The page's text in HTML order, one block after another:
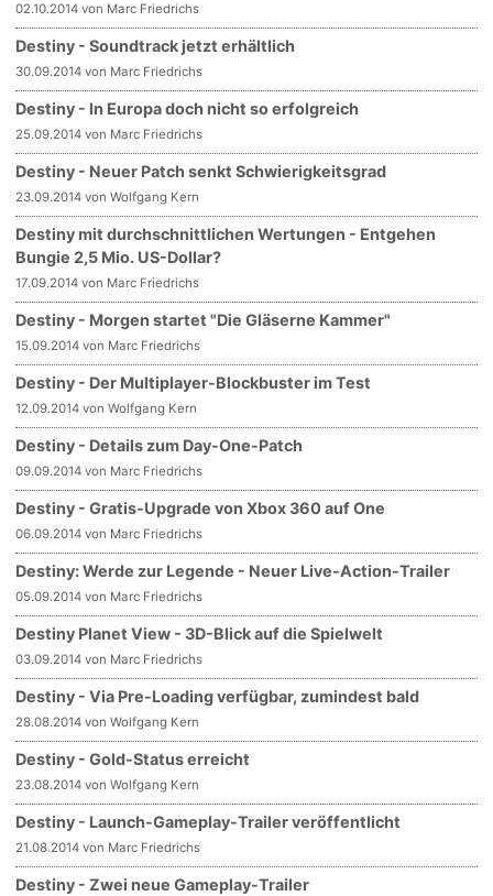
02.10.2014 von Marc Friedrichs
Destiny - Soundtrack jetzt erhältlich
30.09.2014 von Marc Friedrichs
Destiny - In Europa doch nicht so erfolgreich
25.09.2014 von Marc Friedrichs
Destiny - Neuer Patch senkt Schwierigkeitsgrad
23.09.2014 von Wolfgang Kern
Destiny mit durchschnittlichen Wertungen - Entgehen
Bungie 2,5 Mio. US-Dollar?
17.09.2014 von Marc Friedrichs
Destiny - Morgen startet "Die Gläserne Kammer"
15.09.2014 von Marc Friedrichs
Destiny - Der Multiplayer-Blockbuster im Test
12.09.2014 von Wolfgang Kern
Destiny - Details zum Day-One-Patch
09.09.2014 von Marc Friedrichs
Destiny - Gratis-Upgrade von Xbox 360 auf One
06.09.2014 von Marc Friedrichs
Destiny: Werde zur Legende - Neuer Live-Action-Trailer
05.09.2014 von Marc Friedrichs
Destiny Planet View - 3D-Blick auf die Spielwelt
03.09.2014 von Marc Friedrichs
Destiny - Via Pre-Loading verfügbar, zumindest bald
28.08.2014 von Wolfgang Kern
Destiny - Gold-Status erreicht
23.08.2014 von Wolfgang Kern
Destiny - Launch-Gameplay-Trailer veröffentlicht
21.08.2014 von Marc Friedrichs
Destiny - Zwei neue Gameplay-Trailer